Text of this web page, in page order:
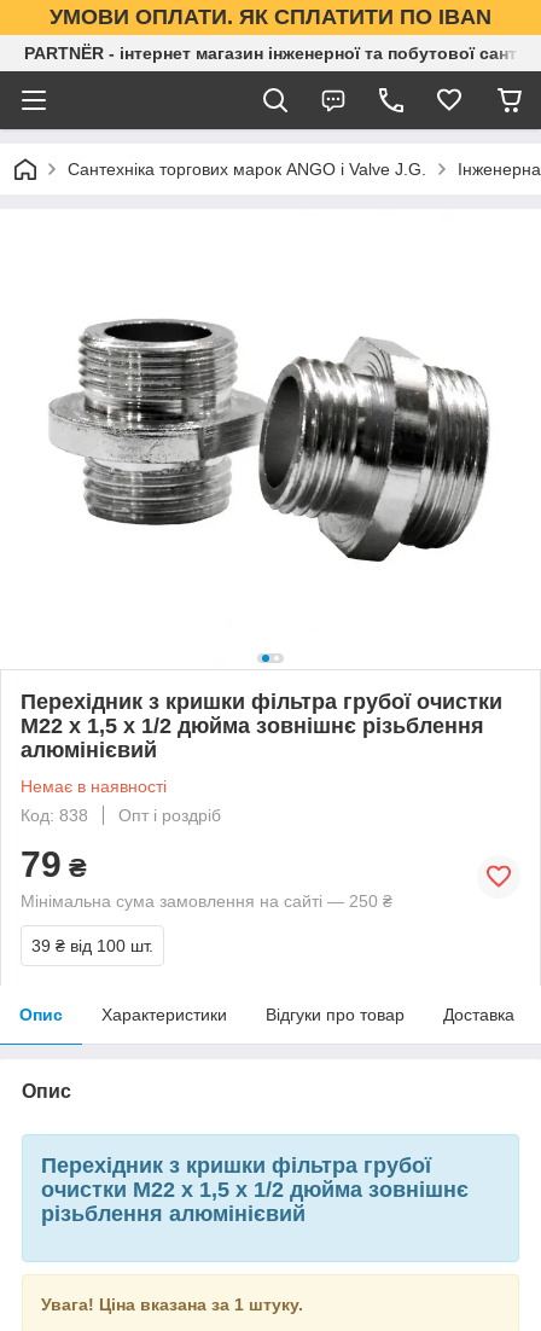
УМОВИ ОПЛАТИ. ЯК СПЛАТИТИ ПО IBAN
PARTNЁR - інтернет магазин інженерної та побутової
Сантехніка торгових марок ANGO і Valve J.G.
Перехідник з кришки фільтра грубої очистки
М22 х 1,5 х 1/2 дюйма зовнішнє різьблення
алюмінієвий
Немає в наявності
Код: 838
Опт і роздріб
79 ₴
Мінімальна сума замовлення на сайті — 250 ₴
39 ₴ від 100 шт.
Опис Характеристики Відгуки про товар Доставка
Опис
Перехідник з кришки фільтра грубої
очистки М22 х 1,5 х 1/2 дюйма зовнішнє
різьблення алюмінієвий
Увага! Ціна вказана за 1 штуку.